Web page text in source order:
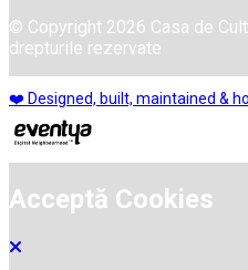
© Copyright 2026 Casa de
drepturile rezervate
❤️ Designed, built, maintained &
Acceptă Cookies